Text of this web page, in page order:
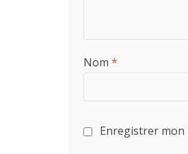
Nom *
Enregistrer mon